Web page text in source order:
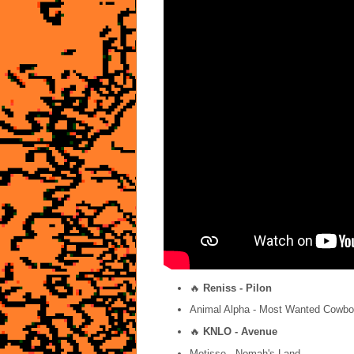
🔥 Reniss - Pilon
Animal Alpha - Most Wanted
🔥 KNLO - Avenue